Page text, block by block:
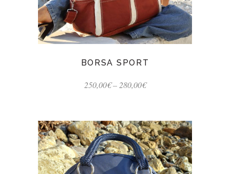
BORSA SPORT
250,00€– 280,00€